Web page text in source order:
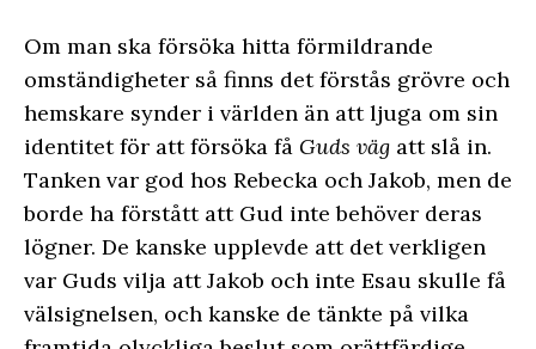
Om man ska försöka hitta förmildrande
omständigheter så finns det förstås grövre och
hemskare synder i världen än att ljuga om sin
identitet för att försöka få Guds väg att slå in.
Tanken var god hos Rebecka och Jakob, men de
borde ha förstått att Gud inte behöver deras
lögner. De kanske upplevde att det verkligen
var Guds vilja att Jakob och inte Esau skulle få
välsignelsen, och kanske de tänkte på vilka